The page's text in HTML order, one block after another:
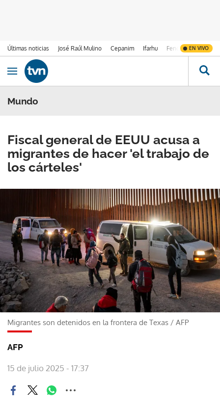
Últimas noticias José Raúl Mulino Cepanim Ifarhu Fenómeno de El
EN VIVO
Ir al contenido
Obrir navegació
Mundo
Fiscal general de EEUU acusa a
migrantes de hacer 'el trabajo de
los cárteles'
Migrantes son detenidos en la frontera de Texas / AFP
AFP
15 de julio 2025 - 17:37